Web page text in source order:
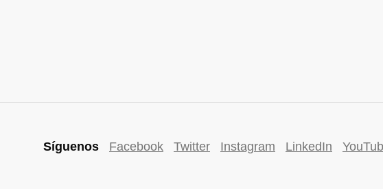
Síguenos Facebook Twitter Instagram LinkedIn